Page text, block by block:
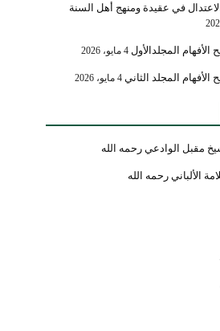
في عقيدة ومنهج أهل السنة
الأفهام المجلدالأول 4 مايو، 2026
الأفهام المجلد الثاني 4 مايو، 2026
مقبل الوادعي رحمه الله
الألباني رحمه الله